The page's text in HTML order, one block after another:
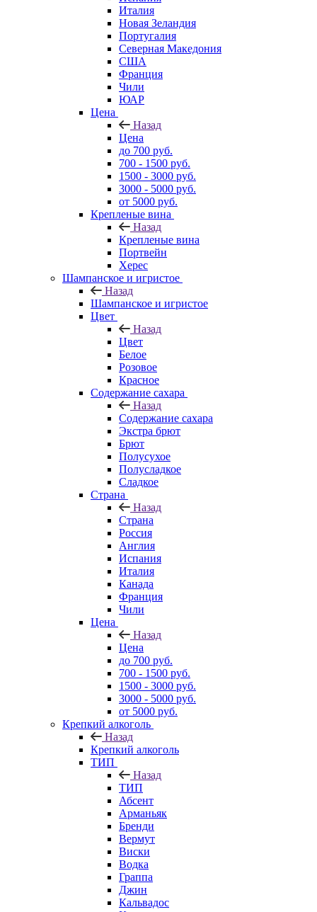
Италия
Новая Зеландия
Португалия
Северная Македония
США
Франция
Чили
ЮАР
Цена
Назад
Цена
до 700 руб.
700 - 1500 руб.
1500 - 3000 руб.
3000 - 5000 руб.
от 5000 руб.
Крепленые вина
Назад
Крепленые вина
Портвейн
Херес
Шампанское и игристое
Назад
Шампанское и игристое
Цвет
Назад
Цвет
Белое
Розовое
Красное
Содержание сахара
Назад
Содержание сахара
Экстра брют
Брют
Полусухое
Полусладкое
Сладкое
Страна
Назад
Страна
Россия
Англия
Испания
Италия
Канада
Франция
Чили
Цена
Назад
Цена
до 700 руб.
700 - 1500 руб.
1500 - 3000 руб.
3000 - 5000 руб.
от 5000 руб.
Крепкий алкоголь
Назад
Крепкий алкоголь
ТИП
Назад
ТИП
Абсент
Арманьяк
Бренди
Вермут
Виски
Водка
Граппа
Джин
Кальвадос